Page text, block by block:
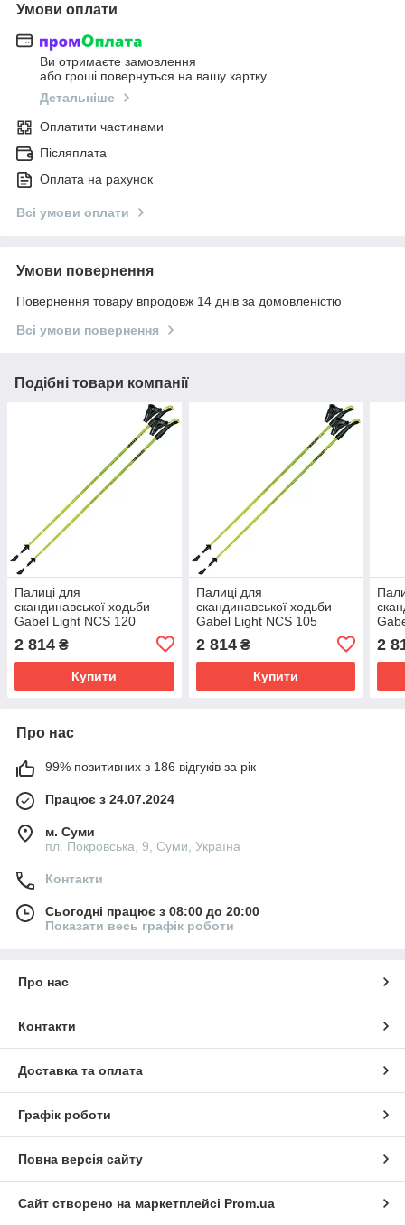
Умови оплати
Ви отримаєте замовлення
або гроші повернуться на вашу картку
Детальніше
Оплатити частинами
Післяплата
Оплата на рахунок
Всі умови оплати
Умови повернення
Повернення товару впродовж 14 днів за домовленістю
Всі умови повернення
Подібні товари компанії
Палиці для
скандинавської ходьби
Gabel Light NCS 120
2 814 ₴
Купити
Палиці для
скандинавської ходьби
Gabel Light NCS 105
2 814₴
Купити
2
Про нас
99% позитивних з 186 відгуків за рік
Працює з 24.07.2024
м. Суми
пл. Покровська, 9, Суми, Україна
Контакти
Сьогодні працює з 08:00 до 20:00
Показати весь графік роботи
Про нас
Контакти
Доставка та оплата
Графік роботи
Повна версія сайту
Сайт створено на маркетплейсі Prom.ua